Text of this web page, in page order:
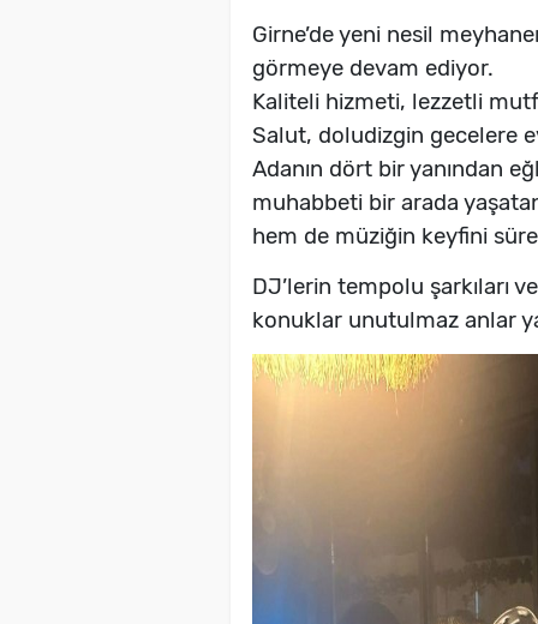
Girne’de yeni nesil
görmeye devam ediyor.
Kaliteli hizmeti, lezzetli
Salut, doludizgin gecelere
Adanın dört bir yanından
muhabbeti bir arada
hem de müziğin keyfini
DJ’lerin tempolu şarkıları
konuklar unutulmaz anlar